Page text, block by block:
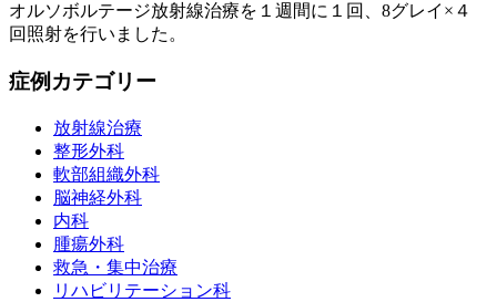
オルソボルテージ放射線治療を１週間に１回、8グレイ×４
回照射を行いました。
症例カテゴリー
放射線治療
整形外科
軟部組織外科
脳神経外科
内科
腫瘍外科
救急・集中治療
リハビリテーション科